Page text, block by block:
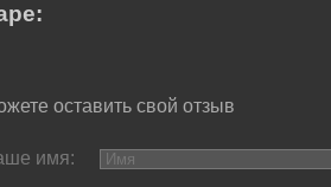
оставить свой отзыв
имя: